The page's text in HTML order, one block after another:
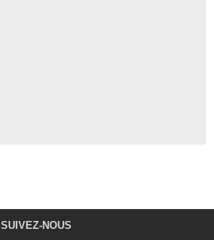
SUIVEZ-NOUS